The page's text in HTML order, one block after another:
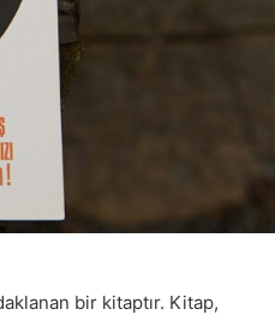
bir kitaptır. Kitap,